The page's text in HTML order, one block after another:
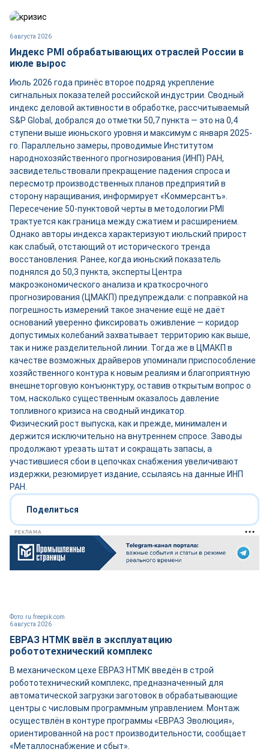
6 августа 2026
Индекс PMI обрабатывающих отраслей России в
июле вырос
Июль 2026 года принёс второе подряд укрепление
сигнальных показателей российской индустрии. Сводный
индекс деловой активности в обработке, рассчитываемый
S&P Global, добрался до отметки 50,7 пункта — это на 0,4
ступени выше июньского уровня и максимум с января 2025-
го. Параллельно замеры, проводимые Институтом
народнохозяйственного прогнозирования (ИНП) РАН,
засвидетельствовали прекращение падения спроса и
пересмотр производственных планов предприятий в
сторону наращивания, информирует «Коммерсантъ».
Пересечение 50-пунктовой черты в методологии PMI
трактуется как граница между сжатием и расширением.
Однако авторы индекса характеризуют июльский прирост
как слабый, отстающий от исторического тренда
восстановления. Ранее, когда июньский показатель
поднялся до 50,3 пункта, эксперты Центра
макроэкономического анализа и краткосрочного
прогнозирования (ЦМАКП) предупреждали: с поправкой на
погрешность измерений такое значение ещё не даёт
оснований уверенно фиксировать оживление — коридор
допустимых колебаний захватывает территорию как выше,
так и ниже разделительной линии. Тогда же в ЦМАКП в
качестве возможных драйверов упоминали приспособление
хозяйственного контура к новым реалиям и благоприятную
внешнеторговую конъюнктуру, оставив открытым вопрос о
том, насколько существенным оказалось давление
топливного кризиса на сводный индикатор.
Физический рост выпуска, как и прежде, минимален и
держится исключительно на внутреннем спросе. Заводы
продолжают урезать штат и сокращать запасы, а
участившиеся сбои в цепочках снабжения увеличивают
издержки, резюмирует издание, ссылаясь на данные ИНП
РАН.
Поделиться
РЕКЛАМА
6 августа 2026
Фото: ru.freepik.com
ЕВРАЗ НТМК ввёл в эксплуатацию
робототехнический комплекс
В механическом цехе ЕВРАЗ НТМК введён в строй
робототехнический комплекс, предназначенный для
автоматической загрузки заготовок в обрабатывающие
центры с числовым программным управлением. Монтаж
осуществлён в контуре программы «ЕВРАЗ Эволюция»,
ориентированной на рост производительности, сообщает
«Металлоснабжение и сбыт».